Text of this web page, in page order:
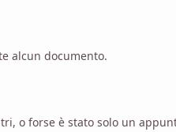
alcun documento.
o forse è stato solo un